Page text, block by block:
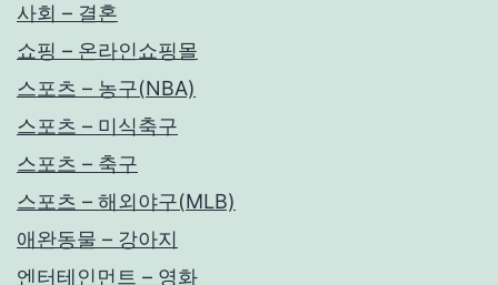
사회 – 결혼
쇼핑 – 온라인쇼핑몰
스포츠 – 농구(NBA)
스포츠 – 미식축구
스포츠 – 축구
스포츠 – 해외야구(MLB)
애완동물 – 강아지
엔터테인먼트 – 영화